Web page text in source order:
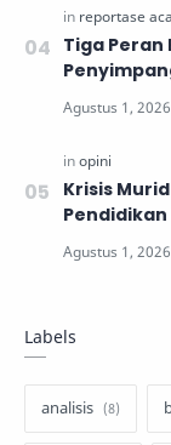
Tiga
Krisis
Labels
analisis